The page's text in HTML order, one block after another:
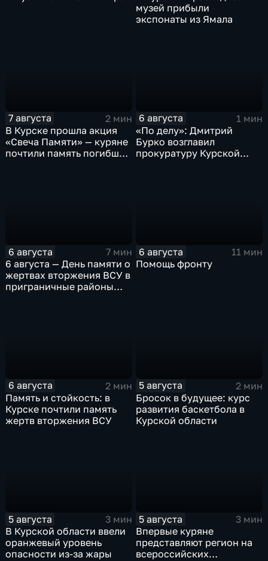
музей прибыли
экспонаты из Ямала
7 августа
2 мин
В Курске прошла акция
«Свеча Памяти» — куряне
почтили память погибших
6 августа
1 мин
«По делу»: Дмитрий
Бурко возглавил
прокуратуру Курской
6 августа
7 мин
6 августа — День памяти о
жертвах вторжения ВСУ в
приграничные районы
6 августа
11 мин
Помощь фронту
6 августа
2 мин
Память и стойкость: в
Курске почтили память
жертв вторжения ВСУ
5 августа
2 мин
Бросок в будущее: курс
развития баскетбола в
Курской области
5 августа
3 мин
В Курской области ввели
оранжевый уровень
опасности из-за жары
5 августа
3 мин
Впервые куряне
представляют регион на
всероссийских